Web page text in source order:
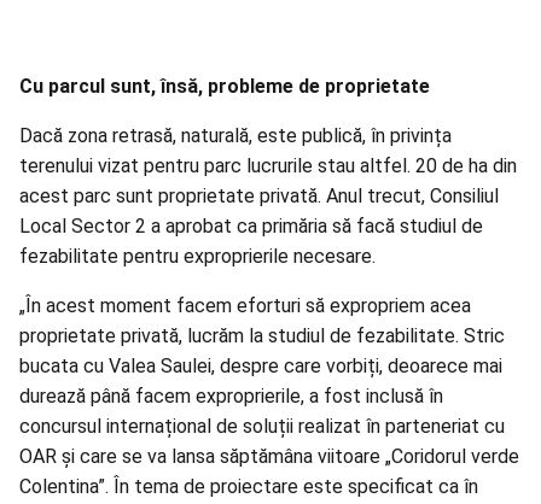
Cu parcul sunt, însă, probleme de proprietate
Dacă zona retrasă, naturală, este publică, în privința
terenului vizat pentru parc lucrurile stau altfel. 20 de ha din
acest parc sunt proprietate privată. Anul trecut, Consiliul
Local Sector 2 a aprobat ca primăria să facă studiul de
fezabilitate pentru exproprierile necesare.
„În acest moment facem eforturi să expropriem acea
proprietate privată, lucrăm la studiul de fezabilitate. Stric
bucata cu Valea Saulei, despre care vorbiți, deoarece mai
durează până facem exproprierile, a fost inclusă în
concursul internațional de soluții realizat în parteneriat cu
OAR și care se va lansa săptămâna viitoare „Coridorul verde
Colentina”. În tema de proiectare este specificat ca în